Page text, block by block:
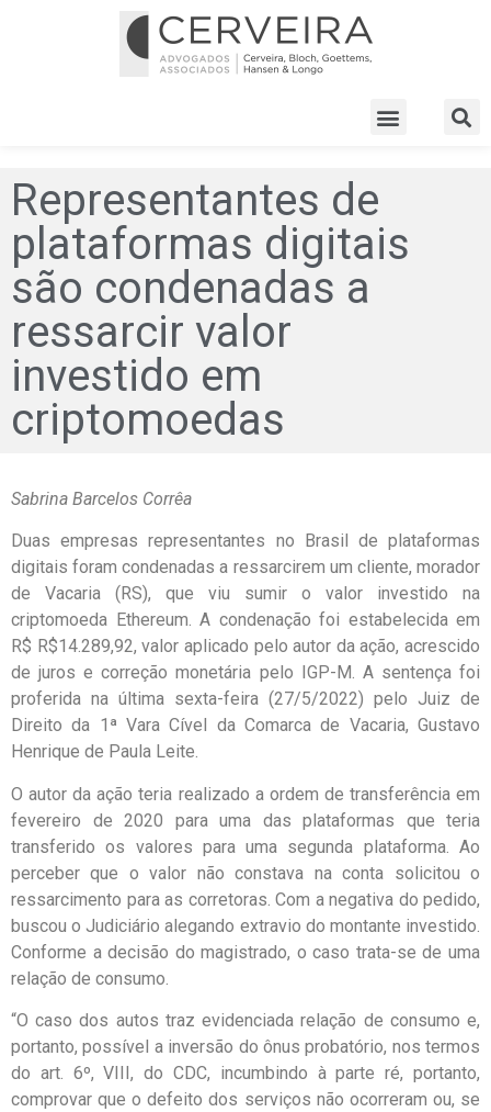
Representantes de
plataformas digitais
são condenadas a
ressarcir valor
investido em
criptomoedas
Sabrina Barcelos Corrêa
Duas empresas representantes no Brasil de plataformas
digitais foram condenadas a ressarcirem um cliente, morador
de Vacaria (RS), que viu sumir o valor investido na
criptomoeda Ethereum. A condenação foi estabelecida em
R$ R$14.289,92, valor aplicado pelo autor da ação, acrescido
de juros e correção monetária pelo IGP-M. A sentença foi
proferida na última sexta-feira (27/5/2022) pelo Juiz de
Direito da 1ª Vara Cível da Comarca de Vacaria, Gustavo
Henrique de Paula Leite.
O autor da ação teria realizado a ordem de transferência em
fevereiro de 2020 para uma das plataformas que teria
transferido os valores para uma segunda plataforma. Ao
perceber que o valor não constava na conta solicitou o
ressarcimento para as corretoras. Com a negativa do pedido,
buscou o Judiciário alegando extravio do montante investido.
Conforme a decisão do magistrado, o caso trata-se de uma
relação de consumo.
“O caso dos autos traz evidenciada relação de consumo e,
portanto, possível a inversão do ônus probatório, nos termos
do art. 6º, VIII, do CDC, incumbindo à parte ré, portanto,
comprovar que o defeito dos serviços não ocorreram ou, se